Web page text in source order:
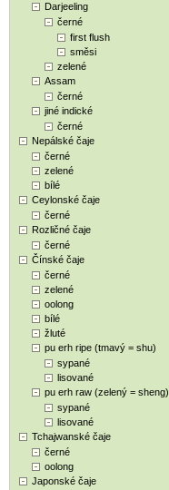
Darjeeling
černé
first flush
směsi
zelené
Assam
černé
jiné indické
černé
Nepálské čaje
černé
zelené
bílé
Ceylonské čaje
černé
Rozličné čaje
černé
Čínské čaje
černé
zelené
oolong
bílé
žluté
pu erh ripe (tmavý = shu)
sypané
lisované
pu erh raw (zelený = sheng)
sypané
lisované
Tchajwanské čaje
černé
oolong
Japonské čaje